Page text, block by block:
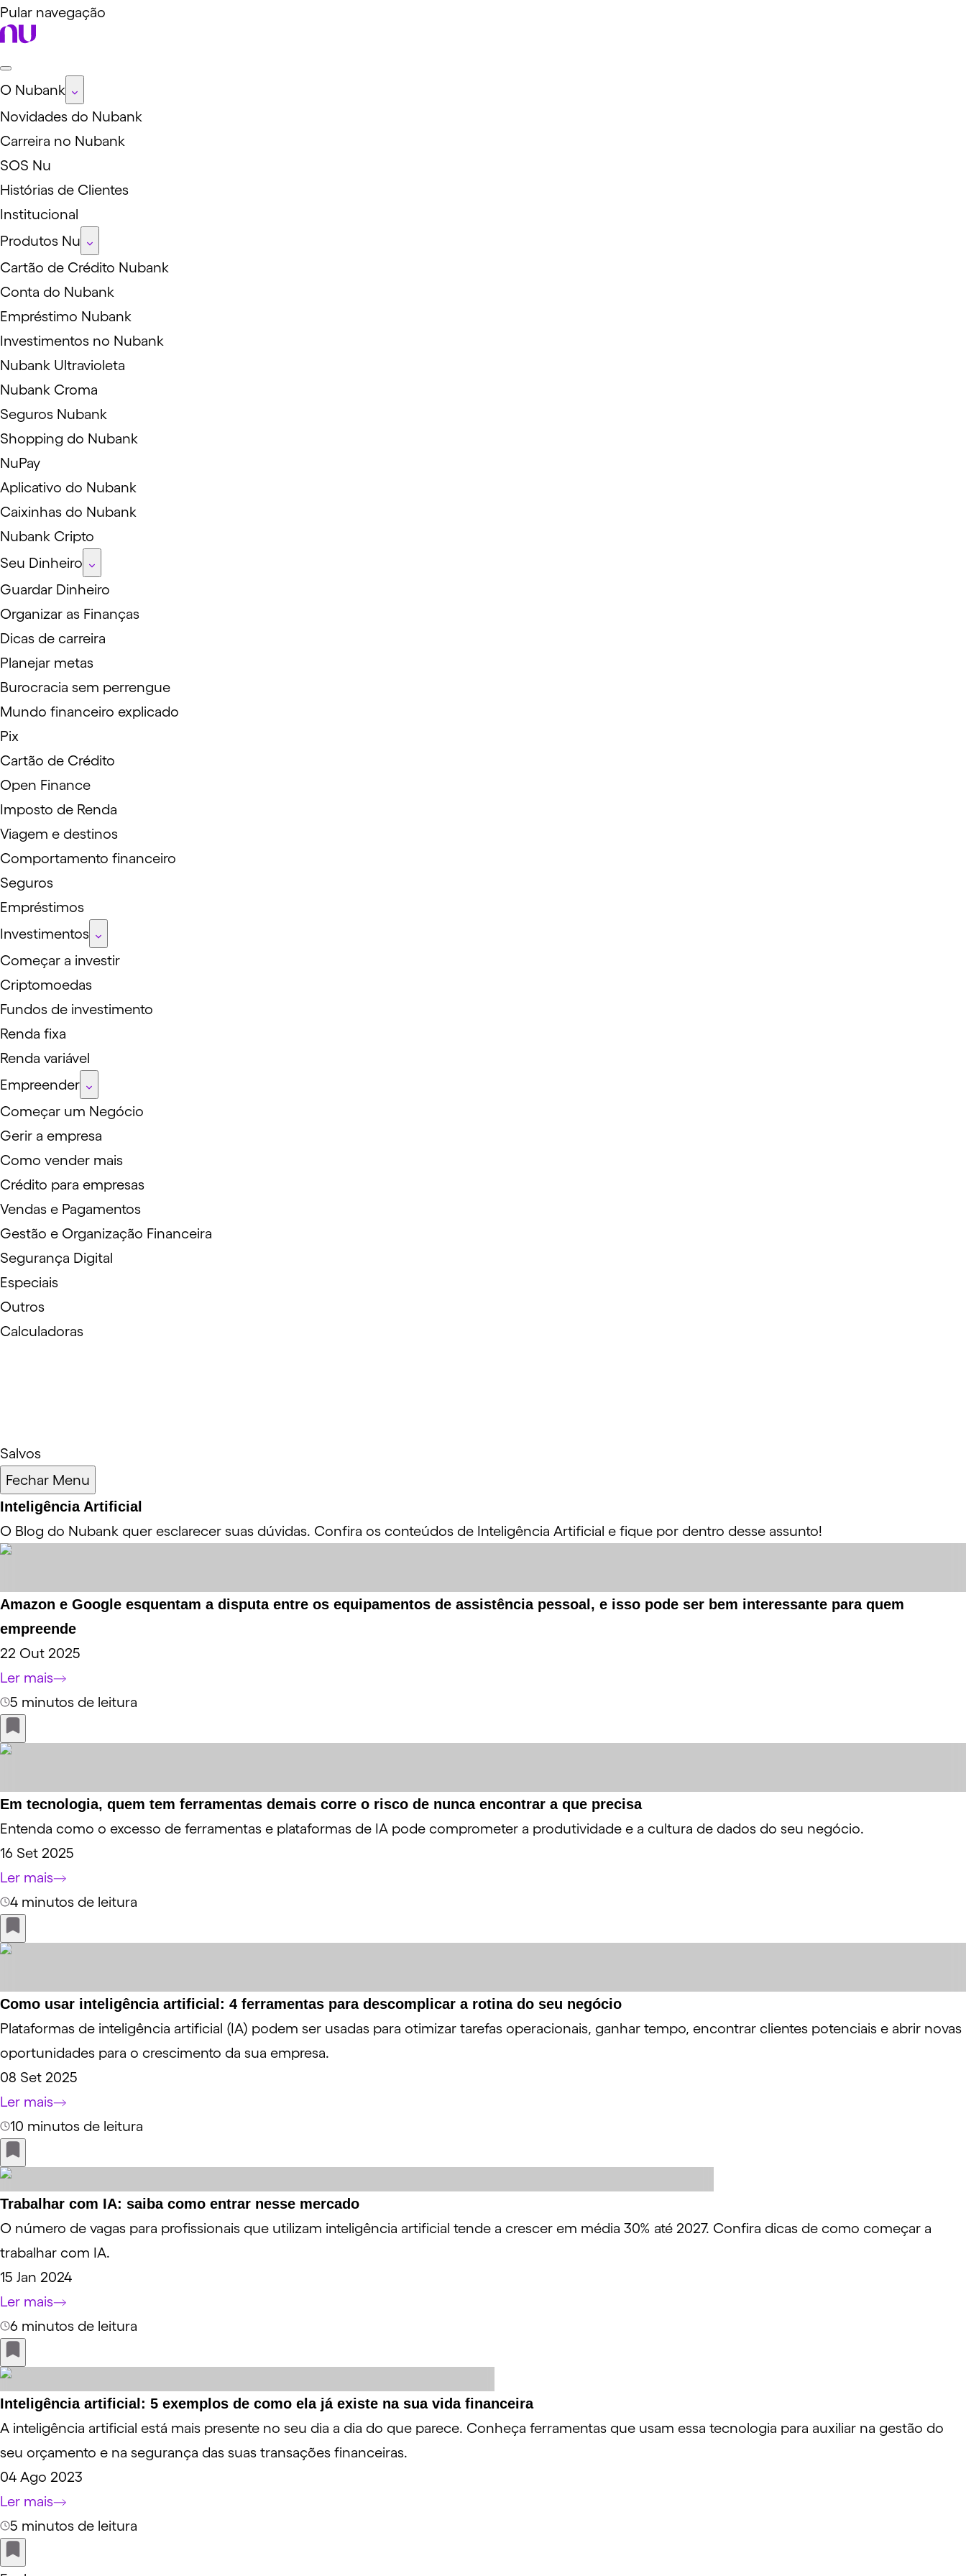
Pular navegação
O Nubank
Novidades do Nubank
Carreira no Nubank
SOS Nu
Histórias de Clientes
Institucional
Produtos Nu
Cartão de Crédito Nubank
Conta do Nubank
Empréstimo Nubank
Investimentos no Nubank
Nubank Ultravioleta
Nubank Croma
Seguros Nubank
Shopping do Nubank
NuPay
Aplicativo do Nubank
Caixinhas do Nubank
Nubank Cripto
Seu Dinheiro
Guardar Dinheiro
Organizar as Finanças
Dicas de carreira
Planejar metas
Burocracia sem perrengue
Mundo financeiro explicado
Pix
Cartão de Crédito
Open Finance
Imposto de Renda
Viagem e destinos
Comportamento financeiro
Seguros
Empréstimos
Investimentos
Começar a investir
Criptomoedas
Fundos de investimento
Renda fixa
Renda variável
Empreender
Começar um Negócio
Gerir a empresa
Como vender mais
Crédito para empresas
Vendas e Pagamentos
Gestão e Organização Financeira
Segurança Digital
Especiais
Outros
Calculadoras
Salvos
Fechar Menu
Inteligência Artificial
O Blog do Nubank quer esclarecer suas dúvidas. Confira os conteúdos de Inteligência Artificial e fique por dentro desse assunto!
Amazon e Google esquentam a disputa entre os equipamentos de assistência pessoal, e isso pode ser bem interessante para quem
empreende
22 Out 2025
Ler mais
5 minutos de leitura
Em tecnologia, quem tem ferramentas demais corre o risco de nunca encontrar a que precisa
Entenda como o excesso de ferramentas e plataformas de IA pode comprometer a produtividade e a cultura de dados do seu negócio.
16 Set 2025
Ler mais
4 minutos de leitura
Como usar inteligência artificial: 4 ferramentas para descomplicar a rotina do seu negócio
Plataformas de inteligência artificial (IA) podem ser usadas para otimizar tarefas operacionais, ganhar tempo, encontrar clientes potenciais e abrir novas
oportunidades para o crescimento da sua empresa.
08 Set 2025
Ler mais
10 minutos de leitura
Trabalhar com IA: saiba como entrar nesse mercado
O número de vagas para profissionais que utilizam inteligência artificial tende a crescer em média 30% até 2027. Confira dicas de como começar a
trabalhar com IA.
15 Jan 2024
Ler mais
6 minutos de leitura
Inteligência artificial: 5 exemplos de como ela já existe na sua vida financeira
A inteligência artificial está mais presente no seu dia a dia do que parece. Conheça ferramentas que usam essa tecnologia para auxiliar na gestão do
seu orçamento e na segurança das suas transações financeiras.
04 Ago 2023
Ler mais
5 minutos de leitura